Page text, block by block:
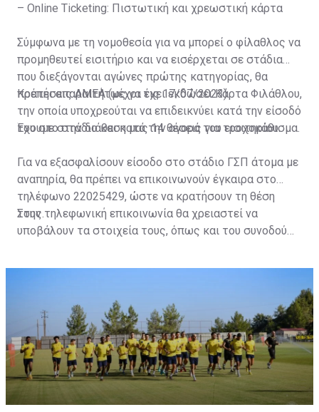
– Online Ticketing: Πιστωτική και χρεωστική κάρτα
Σύμφωνα με τη νομοθεσία για να μπορεί ο φίλαθλος να
προμηθευτεί εισιτήριο και να εισέρχεται σε στάδια
που διεξάγονται αγώνες πρώτης κατηγορίας, θα
πρέπει απαραιτήτως να έχει εκδώσει Κάρτα Φιλάθλου,
την οποία υποχρεούται να επιδεικνύει κατά την είσοδό
του στο στάδιο και κατά την αγορά του εισιτηρίου.
Κρατήσεις ΑΜΕΑ (μέχρι τις 17/07/2023)
Έχουμε στην διάθεση μας 14 θέσεις για τροχοκάθισμα.
Για να εξασφαλίσουν είσοδο στο στάδιο ΓΣΠ άτομα με
αναπηρία, θα πρέπει να επικοινωνούν έγκαιρα στο
τηλέφωνο 22025429, ώστε να κρατήσουν τη θέση
τους.
Στην τηλεφωνική επικοινωνία θα χρειαστεί να
υποβάλουν τα στοιχεία τους, όπως και του συνοδού